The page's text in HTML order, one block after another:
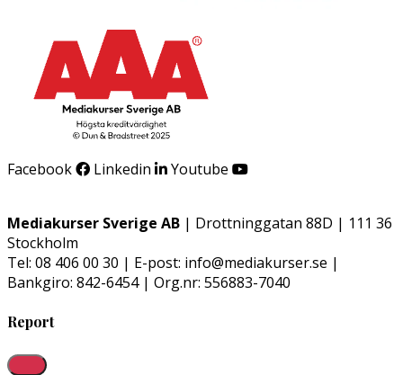
Facebook Linkedin Youtube
Mediakurser Sverige AB | Drottninggatan 88D | 111 36
Stockholm
Tel: 08 406 00 30 | E-post: info@mediakurser.se |
Bankgiro: 842-6454 | Org.nr: 556883-7040
Report